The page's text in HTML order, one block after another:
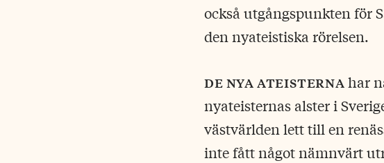
också utgångspunkten för
den nyateistiska rörelsen.
de nya ateisternahar
nyateisternas alster i
västvärlden lett till en
inte fått något nämnvärt